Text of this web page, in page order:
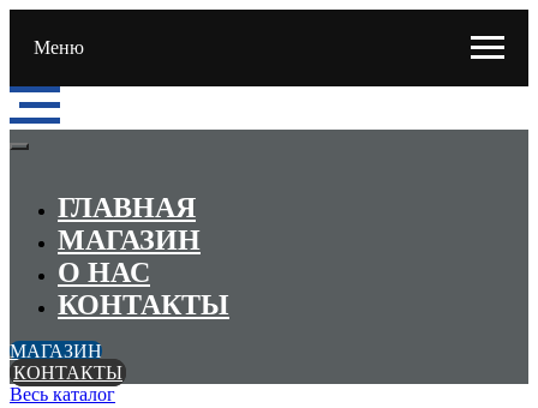
Меню
ГЛАВНАЯ
МАГАЗИН
О НАС
КОНТАКТЫ
МАГАЗИН
КОНТАКТЫ
Весь каталог